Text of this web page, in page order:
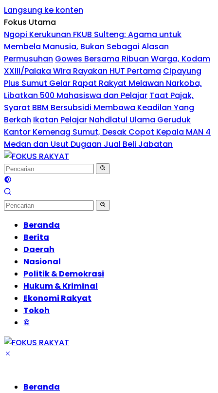
Langsung ke konten
Fokus Utama
Ngopi Kerukunan FKUB Sulteng: Agama untuk
Membela Manusia, Bukan Sebagai Alasan
Permusuhan Gowes Bersama Ribuan Warga, Kodam
XXIII/Palaka Wira Rayakan HUT Pertama Cipayung
Plus Sumut Gelar Rapat Rakyat Melawan Narkoba,
Libatkan 500 Mahasiswa dan Pelajar Taat Pajak,
Syarat BBM Bersubsidi Membawa Keadilan Yang
Berkah Ikatan Pelajar Nahdlatul Ulama Geruduk
Kantor Kemenag Sumut, Desak Copot Kepala MAN 4
Medan dan Usut Dugaan Jual Beli Jabatan
Beranda
Berita
Daerah
Nasional
Politik & Demokrasi
Hukum & Kriminal
Ekonomi Rakyat
Tokoh
©
Beranda